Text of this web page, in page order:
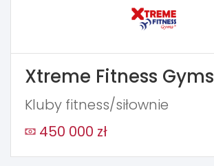
Xtreme Fitness Gyms
Kluby fitness/siłownie
450 000 zł